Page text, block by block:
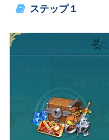
ステップ１